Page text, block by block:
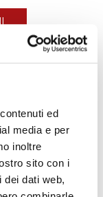
ed
media e per
inoltre
sito con i
dei dati web,
SICUREZZA
primo soccorso
lavoratori